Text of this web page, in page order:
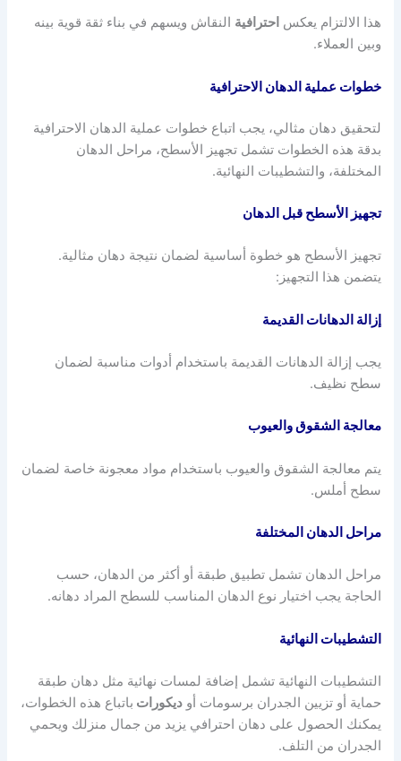
هذا الالتزام يعكس احترافية النقاش ويسهم في بناء ثقة قوية بينه
وبين العملاء.
خطوات عملية الدهان الاحترافية
لتحقيق دهان مثالي، يجب اتباع خطوات عملية الدهان الاحترافية
بدقة هذه الخطوات تشمل تجهيز الأسطح، مراحل الدهان
المختلفة، والتشطيبات النهائية.
تجهيز الأسطح قبل الدهان
تجهيز الأسطح هو خطوة أساسية لضمان نتيجة دهان مثالية.
يتضمن هذا التجهيز:
إزالة الدهانات القديمة
يجب إزالة الدهانات القديمة باستخدام أدوات مناسبة لضمان
سطح نظيف.
معالجة الشقوق والعيوب
يتم معالجة الشقوق والعيوب باستخدام مواد معجونة خاصة لضمان
سطح أملس.
مراحل الدهان المختلفة
مراحل الدهان تشمل تطبيق طبقة أو أكثر من الدهان، حسب
الحاجة يجب اختيار نوع الدهان المناسب للسطح المراد دهانه.
التشطيبات النهائية
التشطيبات النهائية تشمل إضافة لمسات نهائية مثل دهان طبقة
حماية أو تزيين الجدران برسومات أوديكورات باتباع هذه الخطوات،
يمكنك الحصول على دهان احترافي يزيد من جمال منزلك ويحمي
الجدران من التلف.